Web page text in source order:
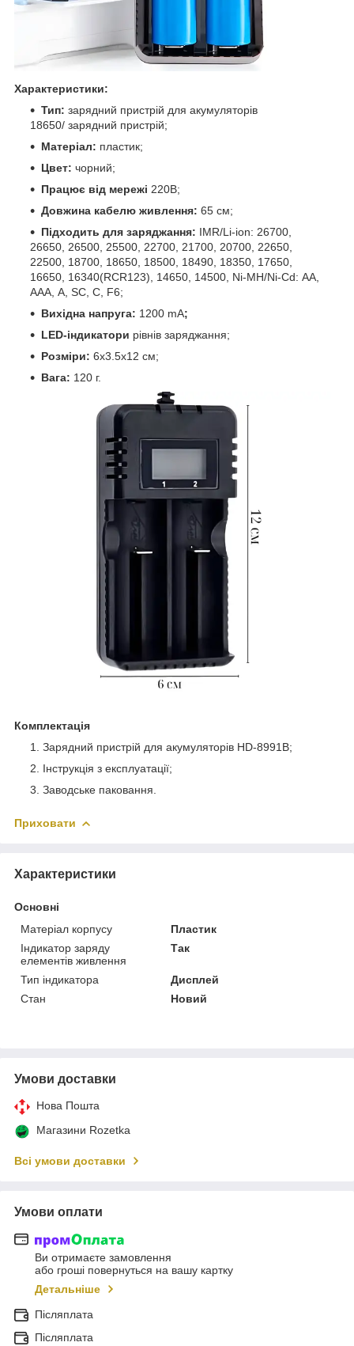
Характеристики:
Тип: зарядний пристрій для акумуляторів
18650/ зарядний пристрій;
Матеріал: пластик;
Цвет: чорний;
Працює від мережі 220В;
Довжина кабелю живлення: 65 см;
Підходить для заряджання: IMR/Li-ion: 26700,
26650, 26500, 25500, 22700, 21700, 20700, 22650,
22500, 18700, 18650, 18500, 18490, 18350, 17650,
16650, 16340(RCR123), 14650, 14500, Ni-MH/Ni-Cd: АА,
ААА, А, SC, C, F6;
Вихідна напруга: 1200 mA;
LED-індикатори рівнів заряджання;
Розміри: 6х3.5х12 см;
Вага: 120 г.
Комплектація
Зарядний пристрій для акумуляторів HD-8991B;
Інструкція з експлуатації;
Заводське паковання.
Приховати
Характеристики
Основні
Матеріал корпусу
Пластик
Індикатор заряду
елементів живлення
Так
Тип індикатора
Дисплей
Стан
Новий
Умови доставки
Нова Пошта
Магазини Rozetka
Всі умови доставки
Умови оплати
Ви отримаєте замовлення
або гроші повернуться на вашу картку
Детальніше
Післяплата
Післяплата